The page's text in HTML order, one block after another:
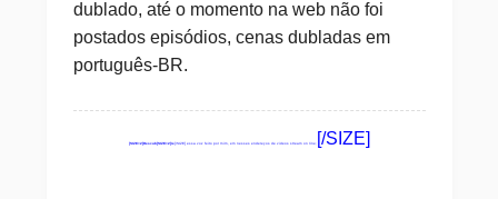
dublado, até o momento na web não foi
postados episódios, cenas dubladas em
português-BR.
[SIZE=2]Descub[SIZE=2]re[/SIZE] essa voz feito por mim, em nesses endereços de videos stream on line; [/SIZE]